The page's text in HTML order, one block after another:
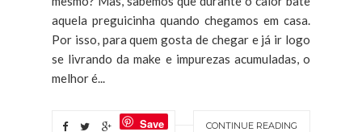
aquela preguicinha quando chegamos em casa.
Por isso, para quem gosta de chegar e já ir logo
se livrando da make e impurezas acumuladas, o
melhor é...
CONTINUE READING
Save